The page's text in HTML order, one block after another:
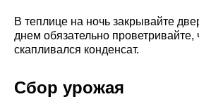
В теплице на ночь закрывайте
днем обязательно проветривайте,
скапливался конденсат.
Сбор урожая